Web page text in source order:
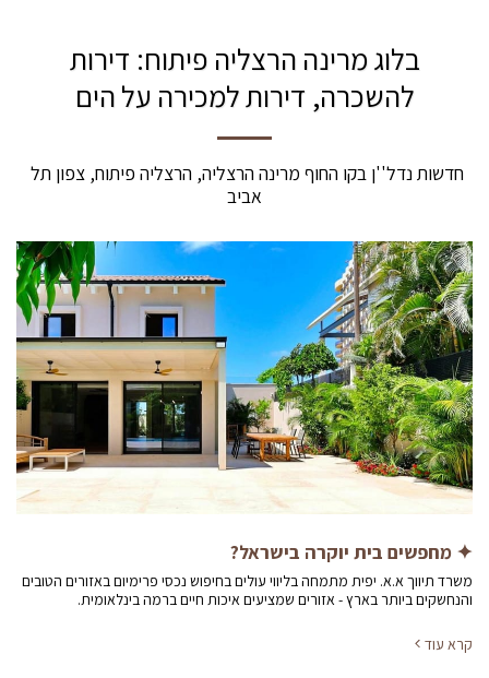
בלוג מרינה הרצליה פיתוח: דירות
להשכרה, דירות למכירה על הים
חדשות נדל''ן בקו החוף מרינה הרצליה, הרצליה פיתוח, צפון תל
אביב
✦ מחפשים בית יוקרה בישראל?
משרד תיווך א.א. יפית מתמחה בליווי עולים בחיפוש נכסי פרימיום באזורים הטובים
והנחשקים ביותר בארץ - אזורים שמציעים איכות חיים ברמה בינלאומית.
קרא עוד